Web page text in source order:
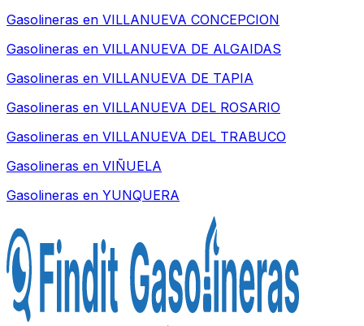
Gasolineras en VILLANUEVA CONCEPCION
Gasolineras en VILLANUEVA DE ALGAIDAS
Gasolineras en VILLANUEVA DE TAPIA
Gasolineras en VILLANUEVA DEL ROSARIO
Gasolineras en VILLANUEVA DEL TRABUCO
Gasolineras en VIÑUELA
Gasolineras en YUNQUERA